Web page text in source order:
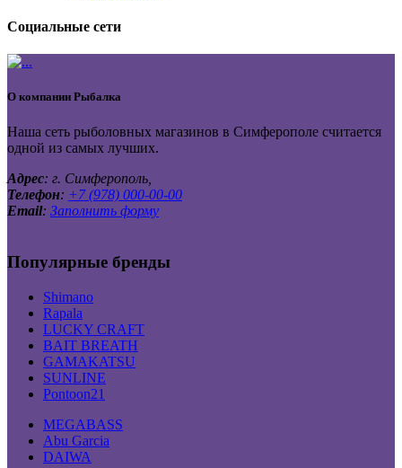
Социальные сети
О компании Рыбалка
Наша сеть рыболовных магазинов в Симферополе считается
одной из самых лучших.
Адрес: г. Симферополь,
Телефон: +7 (978) 000-00-00
Email: Заполнить форму
Популярные бренды
Shimano
Rapala
LUCKY CRAFT
BAIT BREATH
GAMAKATSU
SUNLINE
Pontoon21
MEGABASS
Abu Garcia
DAIWA